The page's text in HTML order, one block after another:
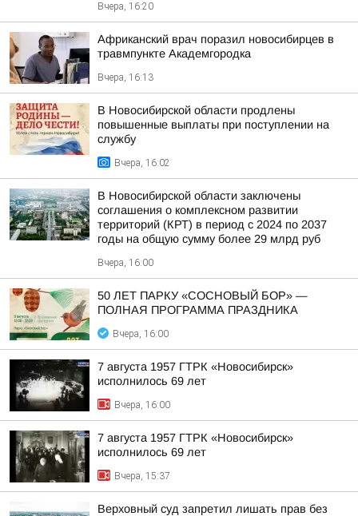
Вчера, 16:20
Африканский врач поразил новосибирцев в
травмпункте Академгородка
Вчера, 16:13
В Новосибирской области продлены
повышенные выплаты при поступлении на
службу
Вчера, 16:02
В Новосибирской области заключены
соглашения о комплексном развитии
территорий (КРТ) в период с 2024 по 2037
годы на общую сумму более 29 млрд руб
Вчера, 16:00
50 ЛЕТ ПАРКУ «СОСНОВЫЙ БОР» —
ПОЛНАЯ ПРОГРАММА ПРАЗДНИКА
Вчера, 16:00
7 августа 1957 ГТРК «Новосибирск»
исполнилось 69 лет
Вчера, 16:00
7 августа 1957 ГТРК «Новосибирск»
исполнилось 69 лет
Вчера, 15:37
Верховный суд запретил лишать прав без